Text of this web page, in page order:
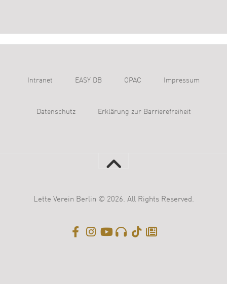
Intranet EASY DB OPAC Impressum
Datenschutz Erklärung zur Barrierefreiheit
Lette Verein Berlin © 2026. All Rights Reserved.